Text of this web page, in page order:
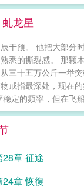
龙星
干预。 他把大部分
悉的撕裂感。 那
三十五万公斤一举
戒指最深处，现在
定的频率，但在
28章 征途
24章 恢復